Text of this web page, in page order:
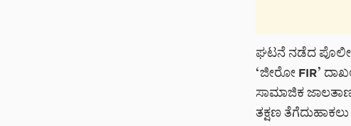
ಘಟನೆ ನಡೆದ
‘ಜೀರೋ FIR’
ಸಾಮಾಜಿಕ
ತಕ್ಷಣ